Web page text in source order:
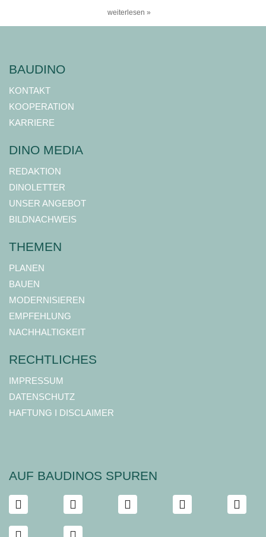
weiterlesen »
BAUDINO
KONTAKT
KOOPERATION
KARRIERE
DINO MEDIA
REDAKTION
DINOLETTER
UNSER ANGEBOT
BILDNACHWEIS
THEMEN
PLANEN
BAUEN
MODERNISIEREN
EMPFEHLUNG
NACHHALTIGKEIT
RECHTLICHES
IMPRESSUM
DATENSCHUTZ
HAFTUNG I DISCLAIMER
AUF BAUDINOS SPUREN